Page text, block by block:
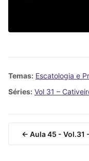
Temas: Escatologia e
Séries: Vol 31 –
← Aula 45 - Vol.31